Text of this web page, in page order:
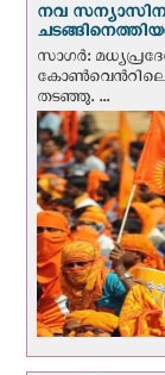
നവ
സാഗർ:
തടഞ്ഞു. ...